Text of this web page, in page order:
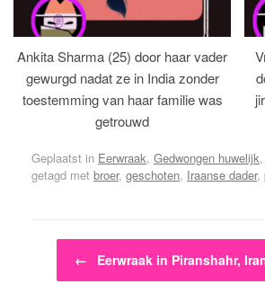
Ankita Sharma (25) door haar vader
gewurgd nadat ze in India zonder
toestemming van haar familie was
getrouwd
Geplaatst in Eerwraak, Gedwongen huwelijk,
getagd met broer, geschoten, Iraanse dader,
Bericht navigatie
← Eerwraak in Piranshahr,